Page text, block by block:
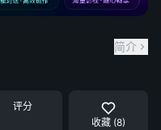
简介
评分
收藏 (8)